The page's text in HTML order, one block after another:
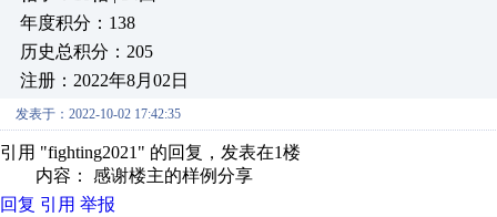
年度积分：138
历史总积分：205
注册：2022年8月02日
发表于：2022-10-02 17:42:35
引用 "fighting2021" 的回复，发表在1楼
内容： 感谢楼主的样例分享
回复 引用 举报